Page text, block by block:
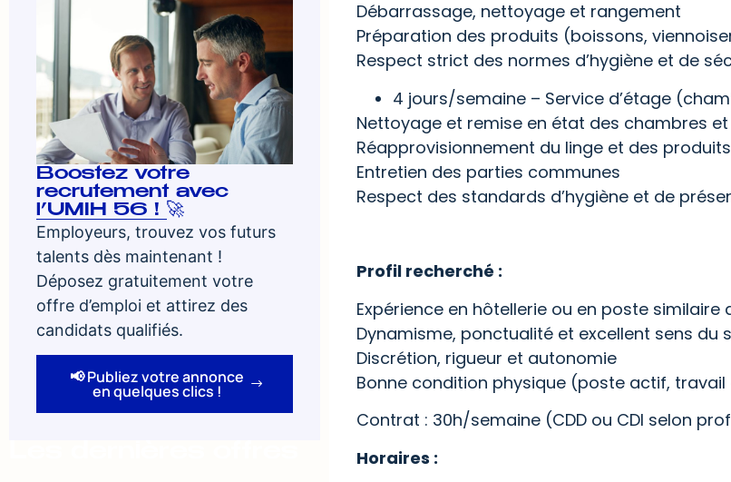
Boostez votre
recrutement avec
l’UMIH 56 ! 🚀
Employeurs, trouvez vos futurs
talents dès maintenant !
Déposez gratuitement votre
offre d’emploi et attirez des
candidats qualifiés.
📢 Publiez votre annonce
en quelques clics !
Débarrassage, nettoyage et rangement
Préparation des produits (boissons,
Respect strict des normes d’hygiène et de
4 jours/semaine – Service d’étage
Nettoyage et remise en état des chambres
Réapprovisionnement du linge et des
Entretien des parties communes
Respect des standards d’hygiène et de
Profil recherché :
Expérience en hôtellerie ou en poste similaire
Dynamisme, ponctualité et excellent sens du
Discrétion, rigueur et autonomie
Bonne condition physique (poste actif,
Contrat : 30h/semaine (CDD ou CDI selon
Horaires :